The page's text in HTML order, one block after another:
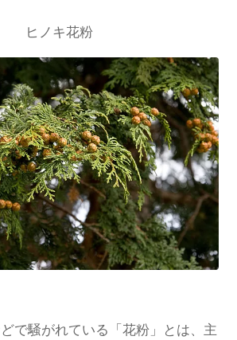
ヒノキ花粉
で騒がれている「花粉」とは、主